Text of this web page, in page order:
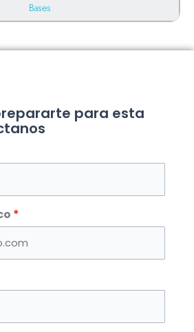
Bases
para esta